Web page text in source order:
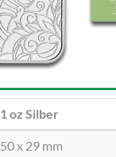
1 oz Silber
50 x 29 mm